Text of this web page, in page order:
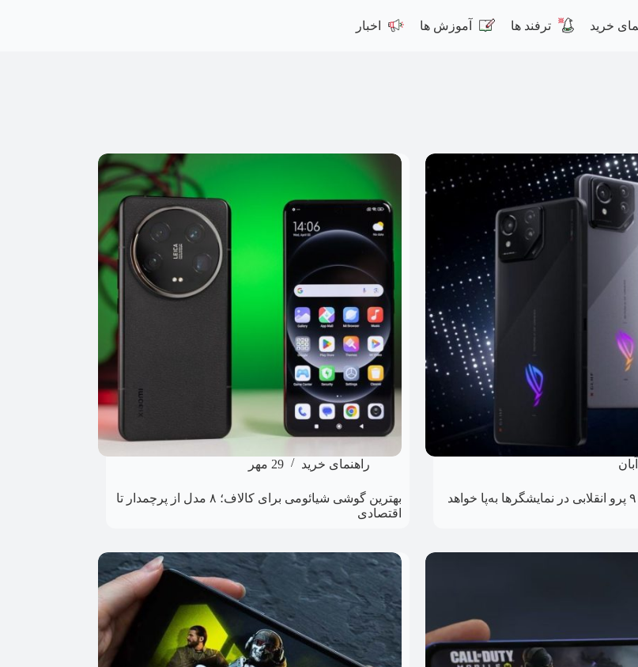
خرید ترفند ها آموزش ها اخبار
ایسوس راگ فون ۹ پرو انقلابی در نمایشگرها به‌پا خواهد
راهنمای خرید 29 مهر
بهترین گوشی شیائومی برای کالاف؛ ۸ مدل از پرچمدار تا
اقتصادی